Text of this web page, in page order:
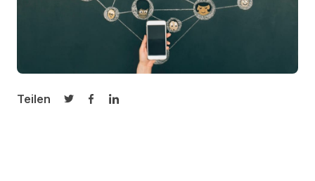
Teilen
Auf Twitter teilen
Auf Facebook teilen
Auf LinkedIn teilen